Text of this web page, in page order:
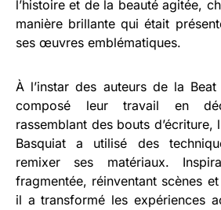
l’histoire et de la beauté agitée,
manière brillante qui était
ses œuvres emblématiques.
À l’instar des auteurs de la
composé leur travail en
rassemblant des bouts d’écriture,
Basquiat a utilisé des
remixer ses matériaux.
fragmentée, réinventant scènes
il a transformé les expériences